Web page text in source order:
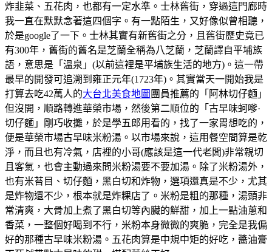
炸韭菜、五花肉，也都有一定水準。士林舊街，穿過這門廊時
我一直在默默念著這四個字。有一點陌生，又好像似曾相聽，
於是google了一下。士林其實有新舊街之分，且舊街歷史竟已
有300年，舊街的舊名是芝蘭全稱為八芝蘭，芝蘭譯自平埔族
語，意思是「溫泉」(以前這裡是平埔族生活的地方)。這一帶
最早的開發可追溯到雍正元年(1723年)。其實當天一開始我是
打算去吃42萬人的大台北美食地圖 團員推薦的「阿林切仔麵」
但沒開，順路轉進華榮市場，然後第二順位的「古早味蚵嗲·
切仔麵」剛巧收攤，於是學五郎用看的，找了一家胃想吃的，
便是華榮市場古早味米粉湯。以市場來說，這用餐空間算是乾
淨，而且也有冷氣，店裡的小哥(應該是這一代老闆)非常親切
且客氣，也會主動過來問米粉湯要不要加湯。除了米粉湯外，
也有米苔目、切仔麵，黑白切和炸物，選項還真是不少，尤其
是炸物還不少，根本就是炸粿店了。米粉是粗的那種，湯頭非
常清爽，大骨加上煮了黑白切等內臟的鮮甜，加上一點油蔥和
香菜，一整個好喝到不行，米粉本身微微的爽脆，完全是我偏
好的那種古早味米粉湯。五花肉算是中規中矩的好吃，醬油膏